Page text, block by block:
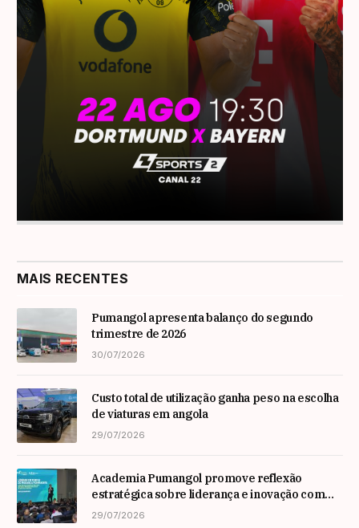
MAIS RECENTES
Pumangol apresenta balanço do segundo
trimestre de 2026
30/07/2026
Custo total de utilização ganha peso na escolha
de viaturas em angola
29/07/2026
Academia Pumangol promove reflexão
estratégica sobre liderança e inovação com
especialista internacional Nadim Habib
29/07/2026